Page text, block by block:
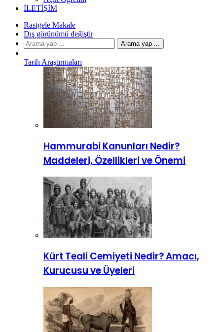
İLETIŞIM
Rastgele Makale
Dış görünümü değiştir
Arama yap ...
Tarih Araştırmaları
Hammurabi Kanunları Nedir?
Maddeleri, Özellikleri ve Önemi
Kürt Teali Cemiyeti Nedir? Amacı,
Kurucusu ve Üyeleri